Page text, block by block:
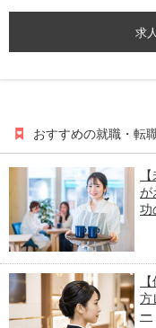
求
おすすめの就職・転
が
功
方
ー